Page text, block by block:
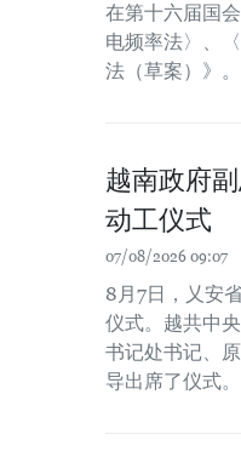
在第十六届国
电频率法〉、
法（草案）》。
越南政府
动工仪式
07/08/2026 09:07
8月7日，乂安
仪式。越共中
书记处书记、
导出席了仪式。